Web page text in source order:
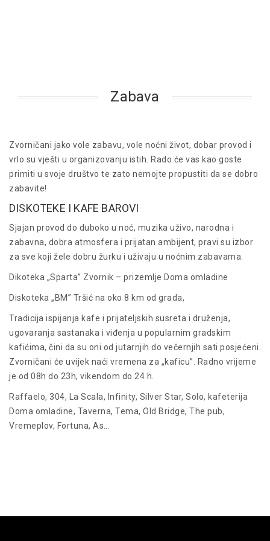
Zabava
Zvorničani jako vole zabavu, vole noćni život, dobar provod i
vrlo su vješti u organizovanju istih. Rado će vas kao goste
primiti u svoje društvo te zato nemojte propustiti da se dobro
zabavite!
DISKOTEKE I KAFE BAROVI
Sjajan provod do duboko u noć, muzika uživo, narodna i
zabavna, dobra atmosfera i prijatan ambijent, pravi su izbor
za sve koji žele dobru žurku i uživaju u noćnim zabavama.
Dikoteka „Sparta” Zvornik – prizemlje Doma omladine
Diskoteka „BM” Tršić na oko 8 km od grada,
Tradicija ispijanja kafe i prijateljskih susreta i druženja,
ugovaranja sastanaka i viđenja u popularnim gradskim
kafićima, čini da su oni od jutarnjih do večernjih sati posjećeni.
Zvorničani će uvijek naći vremena za „kaficu”. Radno vrijeme
je od 08h do 23h, vikendom do 24 h.
Raffaelo, 304, La Scala, Infinity, Silver Star, Solo, kafeterija
Doma omladine, Taverna, Tema, Old Bridge, The pub,
Vremeplov, Fortuna, As…